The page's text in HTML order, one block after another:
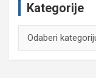
Kategorije